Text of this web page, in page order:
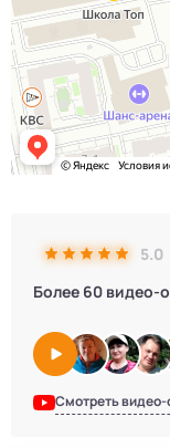
5.0
Более 60 видео-
Смотреть